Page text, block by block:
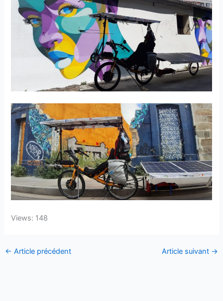
Views: 148
← Article précédent Article suivant →